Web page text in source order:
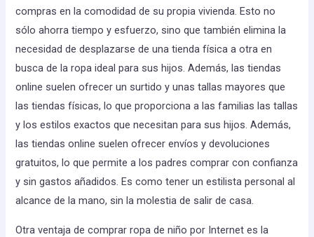
compras en la comodidad de su propia vivienda. Esto no
sólo ahorra tiempo y esfuerzo, sino que también elimina la
necesidad de desplazarse de una tienda física a otra en
busca de la ropa ideal para sus hijos. Además, las tiendas
online suelen ofrecer un surtido y unas tallas mayores que
las tiendas físicas, lo que proporciona a las familias las tallas
y los estilos exactos que necesitan para sus hijos. Además,
las tiendas online suelen ofrecer envíos y devoluciones
gratuitos, lo que permite a los padres comprar con confianza
y sin gastos añadidos. Es como tener un estilista personal al
alcance de la mano, sin la molestia de salir de casa.
Otra ventaja de comprar ropa de niño por Internet es la